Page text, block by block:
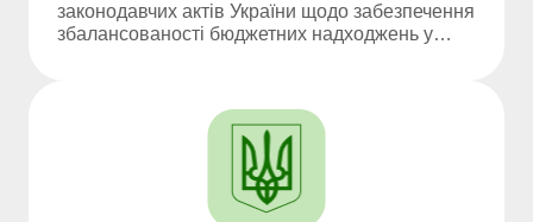
законодавчих актів України щодо забезпечення
збалансованості бюджетних надходжень у